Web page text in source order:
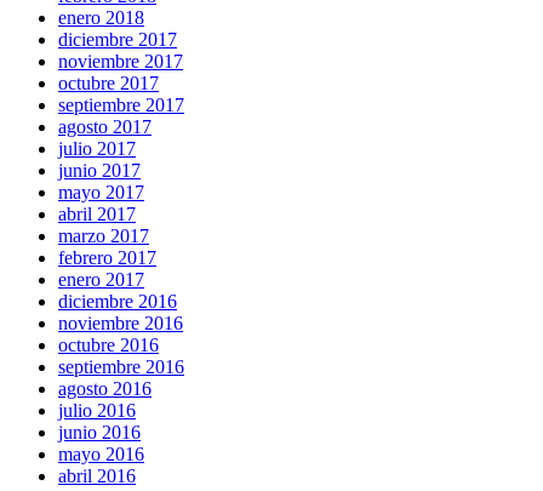
enero 2018
diciembre 2017
noviembre 2017
octubre 2017
septiembre 2017
agosto 2017
julio 2017
junio 2017
mayo 2017
abril 2017
marzo 2017
febrero 2017
enero 2017
diciembre 2016
noviembre 2016
octubre 2016
septiembre 2016
agosto 2016
julio 2016
junio 2016
mayo 2016
abril 2016